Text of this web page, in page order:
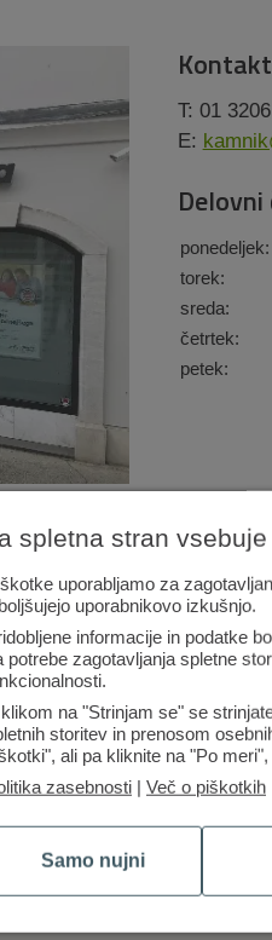
Kontakt
T: 01
E:
Delovni
ponedeljek:
torek:
sreda:
četrtek:
petek:
spletna stran
uporabljamo za
uporabnikovo izkušnjo.
informacije in podatke
potrebe zagotavljanja spletne
na "Strinjam se" se
storitev in prenosom
ali pa kliknite na "Po
zasebnosti | Več o piškotkih
Samo nujni